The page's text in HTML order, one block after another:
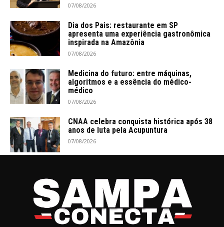
07/08/2026
Dia dos Pais: restaurante em SP
apresenta uma experiência gastronômica
inspirada na Amazônia
07/08/2026
Medicina do futuro: entre máquinas,
algoritmos e a essência do médico-
médico
07/08/2026
CNAA celebra conquista histórica após 38
anos de luta pela Acupuntura
07/08/2026